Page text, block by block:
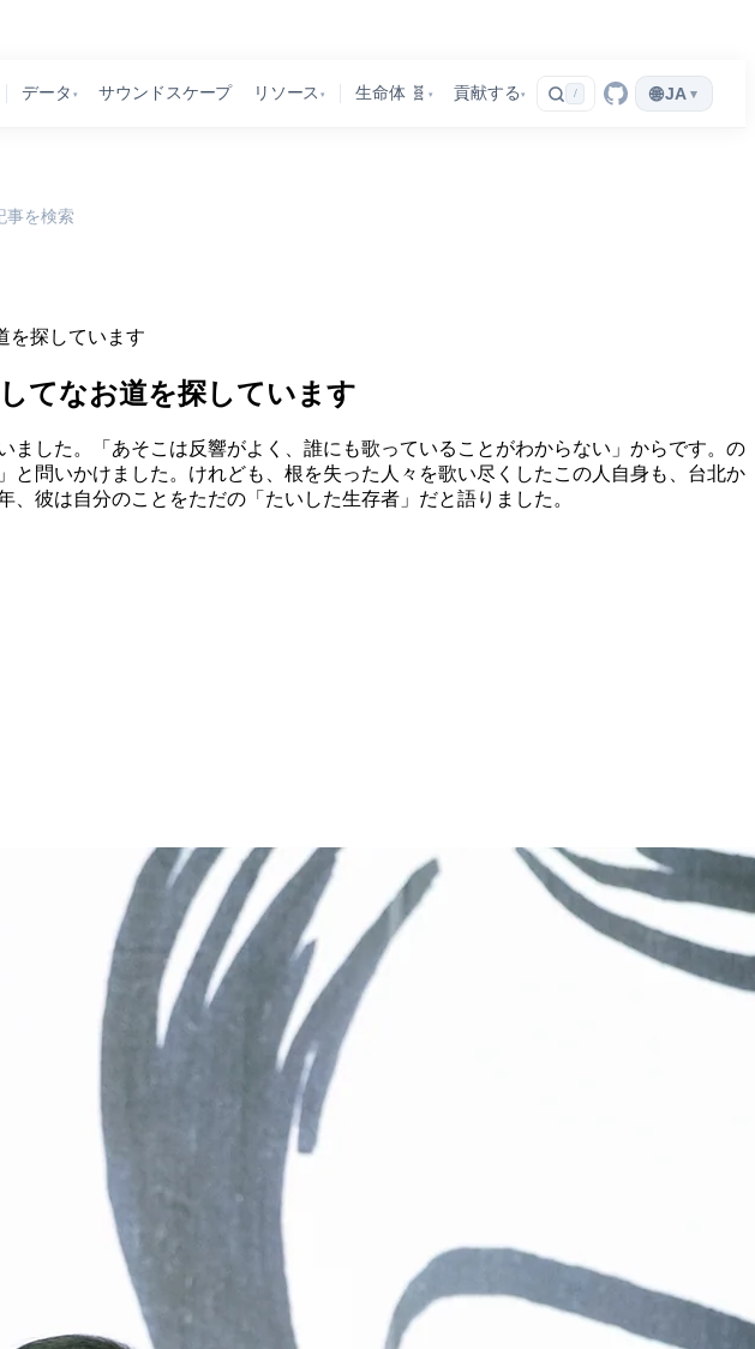
データ ▾ サウンドスケープ リソース ▾ 生命体 🧬 ▾ 貢献する ▾ / 🌐 JA ▾
事を検索
を探しています
てなお道を探しています
した。「あそこは反響がよく、誰にも歌っていることがわからない」からです。の
問いかけました。けれども、根を失った人々を歌い尽くしたこの人自身も、台北か
彼は自分のことをただの「たいした生存者」だと語りました。